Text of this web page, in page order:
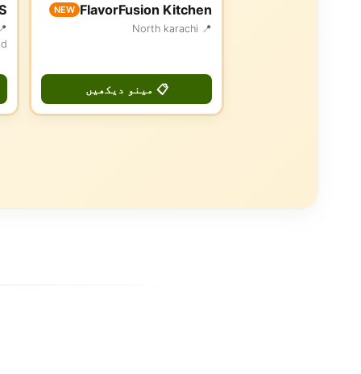
FlavorFusion Kitchen
NEW
📍 North karachi
📋 مینو دیکھیں